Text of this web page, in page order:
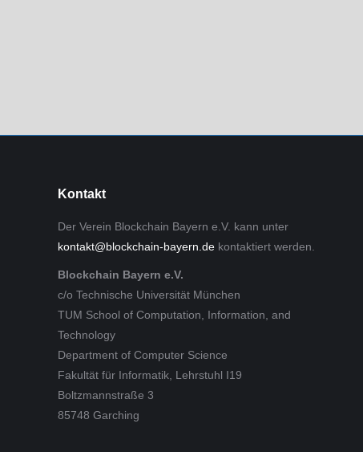
Kontakt
Der Verein Blockchain Bayern e.V. kann unter
kontakt@blockchain-bayern.de kontaktiert werden.
Blockchain Bayern e.V.
c/o Technische Universität München
TUM School of Computation, Information, and
Technology
Department of Computer Science
Fakultät für Informatik, Lehrstuhl I19
Boltzmannstraße 3
85748 Garching